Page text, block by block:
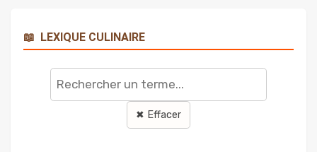
📖 LEXIQUE CULINAIRE
Rechercher
terme
✖ Effacer